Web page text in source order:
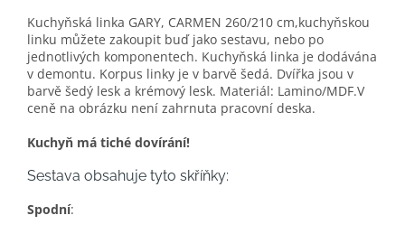
Kuchyňská linka GARY, CARMEN 260/210 cm,kuchyňskou
linku můžete zakoupit buď jako sestavu, nebo po
jednotlivých komponentech. Kuchyňská linka je dodávána
v demontu. Korpus linky je v barvě šedá. Dvířka jsou v
barvě šedý lesk a krémový lesk. Materiál: Lamino/MDF.V
ceně na obrázku není zahrnuta pracovní deska.
Kuchyň má tiché dovírání!
Sestava obsahuje tyto skříňky:
Spodní: